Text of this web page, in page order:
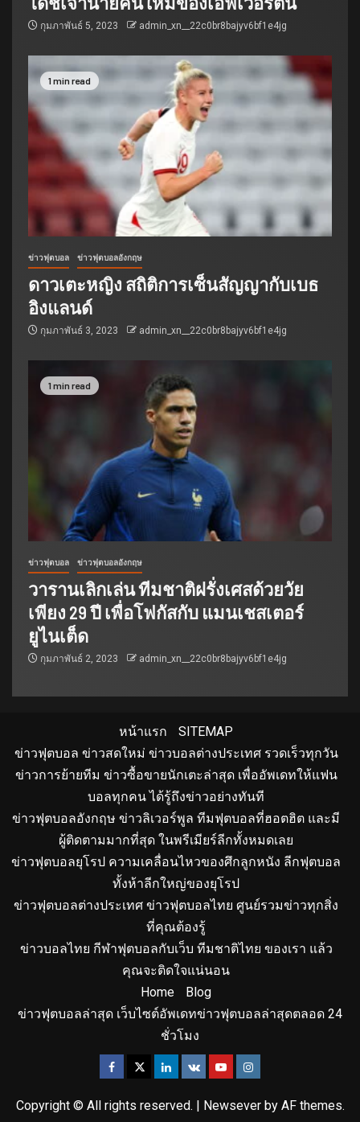
กุมภาพันธ์ 5, 2023 admin_xn__22c0br8bajyv6bf1e4jg
1 min read
ข่าวฟุตบอล ข่าวฟุตบอลอังกฤษ
ดาวเตะหญิง สถิติการเซ็นสัญญากับเบธ
อิงแลนด์
กุมภาพันธ์ 3, 2023 admin_xn__22c0br8bajyv6bf1e4jg
1 min read
ข่าวฟุตบอล ข่าวฟุตบอลอังกฤษ
วารานเลิกเล่น ทีมชาติฝรั่งเศสด้วยวัย
เพียง 29 ปี เพื่อโฟกัสกับ แมนเชสเตอร์
ยูไนเต็ด
กุมภาพันธ์ 2, 2023 admin_xn__22c0br8bajyv6bf1e4jg
หน้าแรก
SITEMAP
ข่าวฟุตบอล ข่าวสดใหม่ ข่าวบอลต่างประเทศ รวดเร็วทุกวัน
ข่าวการย้ายทีม ข่าวซื้อขายนักเตะล่าสุด เพื่ออัพเดทให้แฟน
บอลทุกคน ได้รู้ถึงข่าวอย่างทันที
ข่าวฟุตบอลอังกฤษ ข่าวลิเวอร์พูล ทีมฟุตบอลที่ฮอตฮิต และมี
ผู้ติดตามมากที่สุด ในพรีเมียร์ลีกทั้งหมดเลย
ข่าวฟุตบอลยุโรป ความเคลื่อนไหวของศึกลูกหนัง ลีกฟุตบอล
ทั้งห้าลีกใหญ่ของยุโรป
ข่าวฟุตบอลต่างประเทศ ข่าวฟุตบอลไทย ศูนย์รวมข่าวทุกสิ่ง
ที่คุณต้องรู้
ข่าวบอลไทย กีฬาฟุตบอลกับเว็บ ทีมชาติไทย ของเรา แล้ว
คุณจะติดใจแน่นอน
Home
Blog
ข่าวฟุตบอลล่าสุด เว็บไซต์อัพเดทข่าวฟุตบอลล่าสุดตลอด 24
ชั่วโมง
Copyright © All rights reserved. Newseverby AF themes.